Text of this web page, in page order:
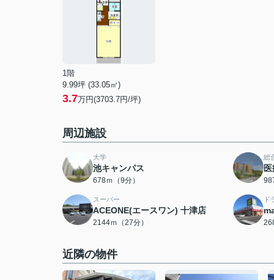
1階
9.99坪 (33.05㎡)
3.7万円(3703.7円/坪)
周辺施設
大学
池キャンパス
678ｍ（9分）
総
スーパー
ACEONE(エースワン) 十津店
2144ｍ（27分）
ド
近隣の物件